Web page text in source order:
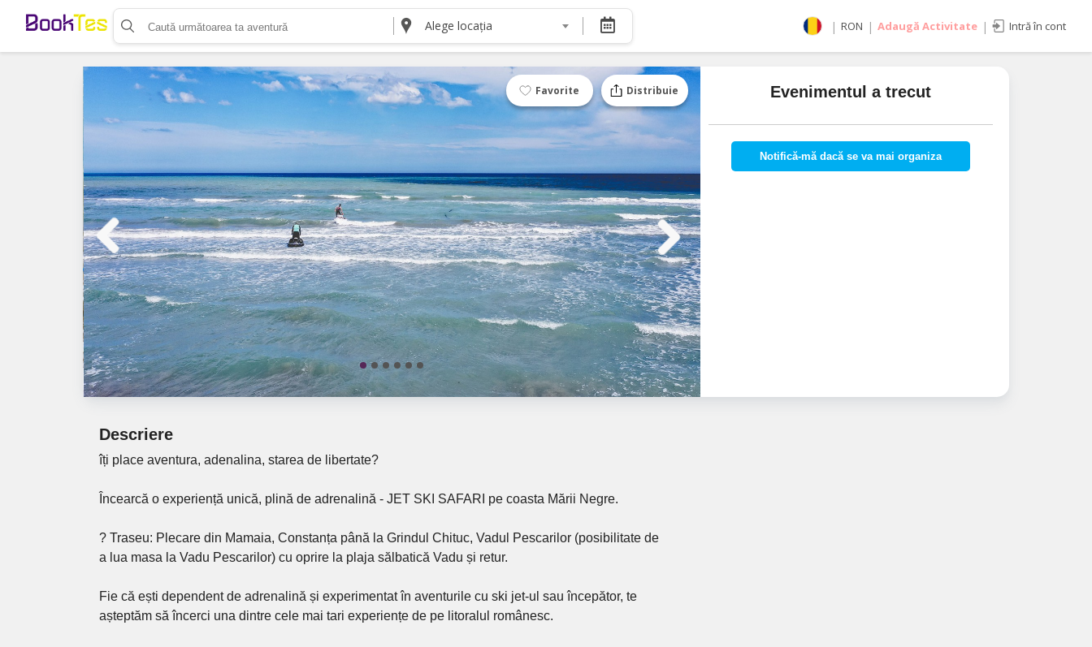
Alege locația | RON | Adaugă Activitate | Intră în cont
Organizează-ți activitatea
Listează-ți activitatea
Vinde bilete cu Booktes.com
Aplicația de control access
DESPRE NOI
Despre noi
Termeni și condiții pentru cumpărătorii de bilete
Termeni și condiții pentru organizatorii de evenimente
Politica de Confidențialitate
Politica cookie și publicitate
EUR
Favorite Distribuie Evenimentul a trecut
Notifică-mă dacă se va mai organiza
Descriere
îți place aventura, adenalina, starea de libertate?
Încearcă o experiență unică, plină de adrenalină - JET SKI SAFARI pe coasta Mării Negre.
? Traseu: Plecare din Mamaia, Constanța până la Grindul Chituc, Vadul Pescarilor (posibilitate de
a lua masa la Vadu Pescarilor) cu oprire la plaja sălbatică Vadu și retur.
Fie că ești dependent de adrenalină și experimentat în aventurile cu ski jet-ul sau începător, te
așteptăm să încerci una dintre cele mai tari experiențe de pe litoralul românesc.